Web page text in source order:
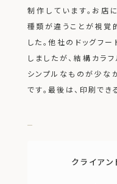
制作しています。 お店
種類が違うことが視覚
した。他社のドッグフー
しましたが、結構カラ
シンプルなものが少な
です。 最後は、印刷でき
クライアン